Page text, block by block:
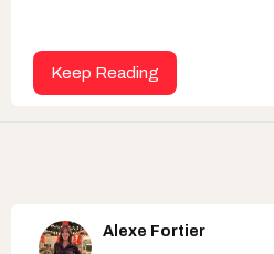
Keep Reading
Alexe Fortier